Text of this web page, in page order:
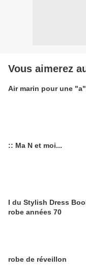
Vous aimerez
Air marin pour une
:: Ma N et moi...
I du Stylish Dress
robe années 70
robe de réveillon